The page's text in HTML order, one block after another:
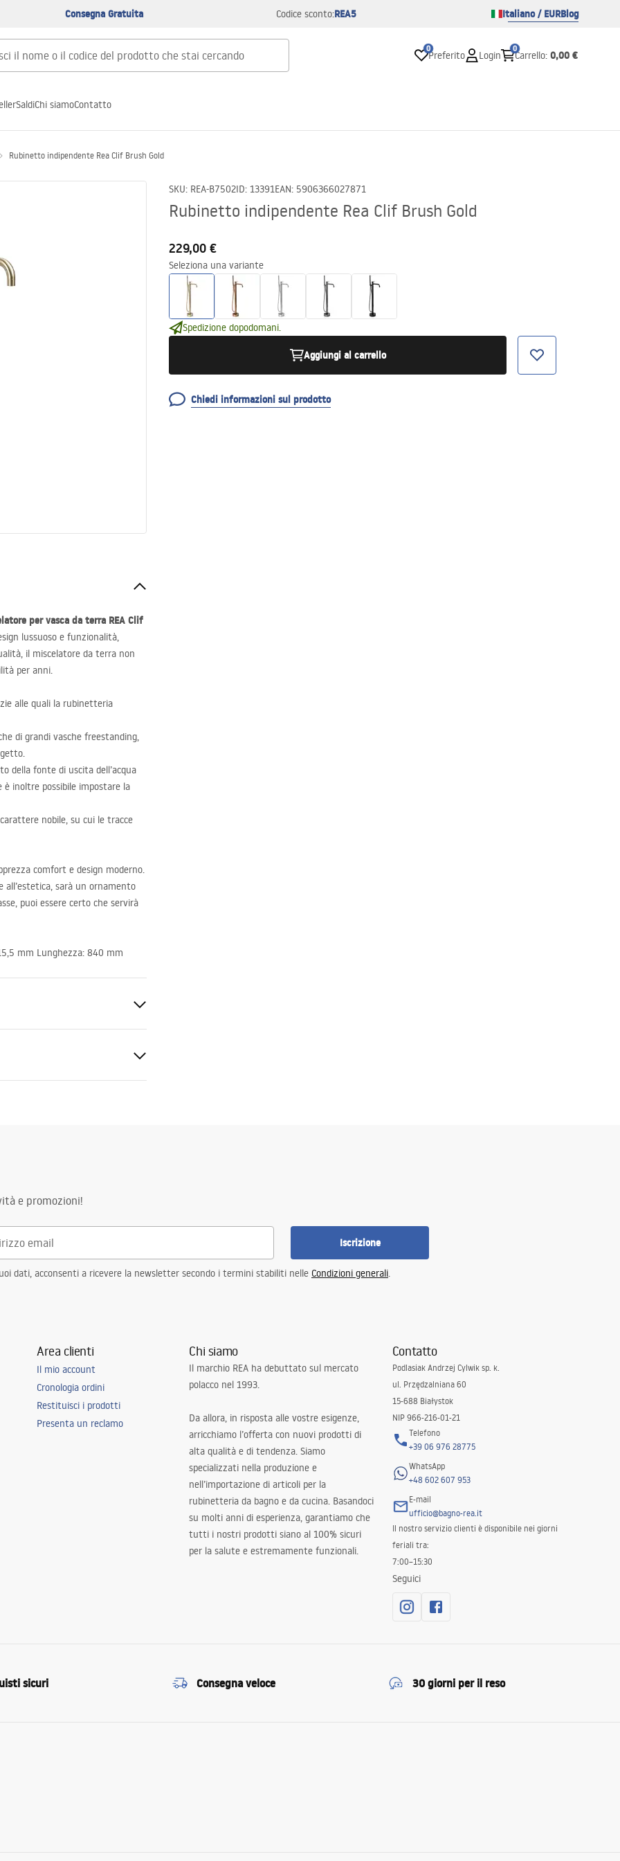
Consegna Gratuita Codice sconto:REA5 Italiano / EURBlog
0
Preferito Login
0
Carrello: 0,00 €
SaldiChi siamoContatto
Rubinetto indipendente Rea Clif Brush Gold
SKU: REA-B7502ID: 13391EAN: 5906366027871
Rubinetto indipendente Rea Clif Brush Gold
229,00 €
Seleziona una variante
Spedizione dopodomani.
Aggiungi al carrello
Chiedi informazioni sul prodotto
per vasca da terra REA Clif
lussuoso e funzionalità,
il miscelatore da terra non
per anni.
alle quali la rubinetteria
di grandi vasche freestanding,
della fonte di uscita dell’acqua
inoltre possibile impostare la
nobile, su cui le tracce
comfort e design moderno.
sarà un ornamento
puoi essere certo che servirà
mm Lunghezza: 840 mm
e promozioni!
Iscrizione
dati, acconsenti a ricevere la newsletter secondo i termini stabiliti nelle Condizioni generali.
Area clienti
Il mio account
Cronologia ordini
Restituisci i prodotti
Presenta un reclamo
Chi siamo
Il marchio REA ha debuttato sul mercato
polacco nel 1993.
Da allora, in risposta alle vostre esigenze,
arricchiamo l’offerta con nuovi prodotti di
alta qualità e di tendenza. Siamo
specializzati nella produzione e
nell’importazione di articoli per la
rubinetteria da bagno e da cucina. Basandoci
su molti anni di esperienza, garantiamo che
tutti i nostri prodotti siano al 100% sicuri
per la salute e estremamente funzionali.
Contatto
Podlasiak Andrzej Cylwik sp. k.
ul. Przędzalniana 60
15-688 Białystok
NIP 966-216-01-21
Telefono
+39 06 976 28775
WhatsApp
+48 602 607 953
E-mail
ufficio@bagno-rea.it
Il nostro servizio clienti è disponibile nei giorni
feriali tra:
7:00–15:30
Seguici
sicuri Consegna veloce 30 giorni per il reso